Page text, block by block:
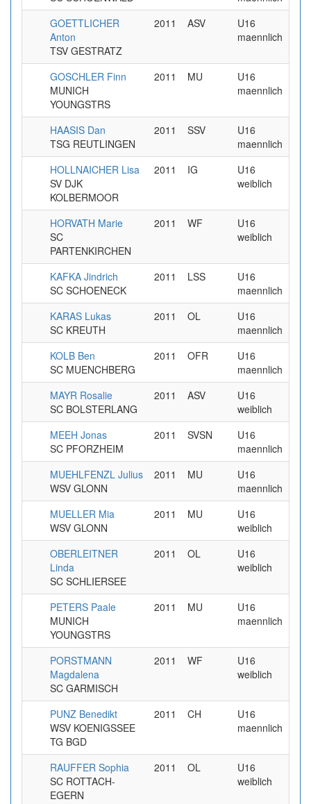
GOETTLICHER
Anton
TSV GESTRATZ
2011 ASV
U16
maennlich
GOSCHLER Finn
MUNICH
YOUNGSTRS
2011 MU
U16
maennlich
HAASIS Dan
TSG REUTLINGEN
2011 SSV
U16
maennlich
HOLLNAICHER Lisa
SV DJK
KOLBERMOOR
2011 IG
U16
weiblich
HORVATH Marie
SC
PARTENKIRCHEN
2011 WF
U16
weiblich
KAFKA Jindrich
SC SCHOENECK
2011 LSS
U16
maennlich
KARAS Lukas
SC KREUTH
2011 OL
U16
maennlich
KOLB Ben
SC MUENCHBERG
2011 OFR
U16
maennlich
MAYR Rosalie
SC BOLSTERLANG
2011 ASV
U16
weiblich
MEEH Jonas
SC PFORZHEIM
2011 SVSN
U16
maennlich
MUEHLFENZL Julius
WSV GLONN
2011 MU
U16
maennlich
MUELLER Mia
WSV GLONN
2011 MU
U16
weiblich
OBERLEITNER
Linda
SC SCHLIERSEE
2011 OL
U16
weiblich
PETERS Paale
MUNICH
YOUNGSTRS
2011 MU
U16
maennlich
PORSTMANN
Magdalena
SC GARMISCH
2011 WF
U16
weiblich
PUNZ Benedikt
WSV KOENIGSSEE
TG BGD
2011 CH
U16
maennlich
RAUFFER Sophia
SC ROTTACH-
EGERN
2011 OL
U16
weiblich